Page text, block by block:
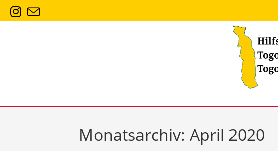
Zum
Inhalt
Monatsarchiv: April 2020